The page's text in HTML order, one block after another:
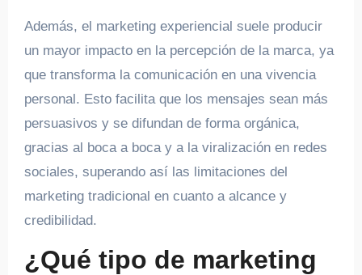
Además, el marketing experiencial suele producir
un mayor impacto en la percepción de la marca, ya
que transforma la comunicación en una vivencia
personal. Esto facilita que los mensajes sean más
persuasivos y se difundan de forma orgánica,
gracias al boca a boca y a la viralización en redes
sociales, superando así las limitaciones del
marketing tradicional en cuanto a alcance y
credibilidad.
¿Qué tipo de marketing